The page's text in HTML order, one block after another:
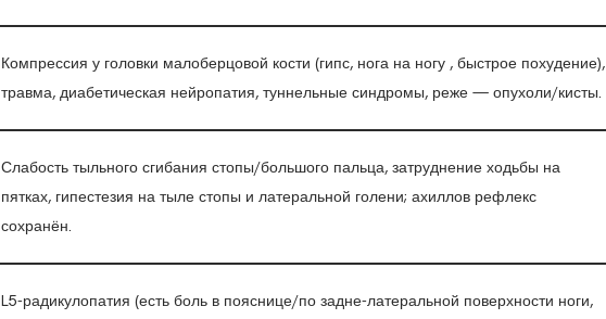
Компрессия у головки малоберцовой кости (гипс, нога на ногу , быстрое похудение),
травма, диабетическая нейропатия, туннельные синдромы, реже — опухоли/кисты.
Слабость тыльного сгибания стопы/большого пальца, затруднение ходьбы на
пятках, гипестезия на тыле стопы и латеральной голени; ахиллов рефлекс
сохранён.
L5-радикулопатия (есть боль в пояснице/по задне-латеральной поверхности ноги,